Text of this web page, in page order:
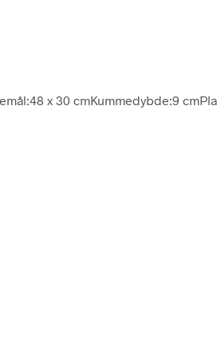
x 30 cmKummedybde:9